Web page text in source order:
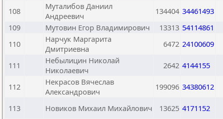
108
Муталибов Даниил
Андреевич
134404 34461493
109
Мутовин Егор Владимирович 13313 54114861
110
Нарчук Маргарита
Дмитриевна
6472 24100609
111
Небылицин Николай
Николаевич
2642 4144155
112
Некрасов Вячеслав
Александрович
199096 34380612
113 Новиков Михаил Михайлович 13625 4171152